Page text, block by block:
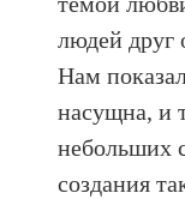
людей друг
Нам
насущна, и
небольших
создания